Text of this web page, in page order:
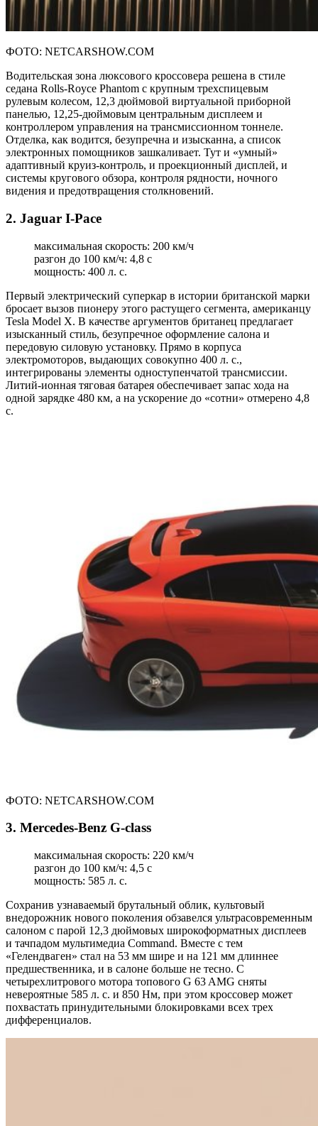
ФОТО: NETCARSHOW.COM
Водительская зона люксового кроссовера решена в стиле
седана Rolls-Royce Phantom с крупным трехспицевым
рулевым колесом, 12,3 дюймовой виртуальной приборной
панелью, 12,25-дюймовым центральным дисплеем и
контроллером управления на трансмиссионном тоннеле.
Отделка, как водится, безупречна и изысканна, а список
электронных помощников зашкаливает. Тут и «умный»
адаптивный круиз-контроль, и проекционный дисплей, и
системы кругового обзора, контроля рядности, ночного
видения и предотвращения столкновений.
2. Jaguar I-Pace
максимальная скорость: 200 км/ч
разгон до 100 км/ч: 4,8 с
мощность: 400 л. с.
Первый электрический суперкар в истории британской марки
бросает вызов пионеру этого растущего сегмента, американцу
Tesla Model X. В качестве аргументов британец предлагает
изысканный стиль, безупречное оформление салона и
передовую силовую установку. Прямо в корпуса
электромоторов, выдающих совокупно 400 л. с.,
интегрированы элементы одноступенчатой трансмиссии.
Литий-ионная тяговая батарея обеспечивает запас хода на
одной зарядке 480 км, а на ускорение до «сотни» отмерено 4,8
с.
ФОТО: NETCARSHOW.COM
3. Mercedes-Benz G-class
максимальная скорость: 220 км/ч
разгон до 100 км/ч: 4,5 с
мощность: 585 л. с.
Сохранив узнаваемый брутальный облик, культовый
внедорожник нового поколения обзавелся ультрасовременным
салоном с парой 12,3 дюймовых широкоформатных дисплеев
и тачпадом мультимедиа Command. Вместе с тем
«Гелендваген» стал на 53 мм шире и на 121 мм длиннее
предшественника, и в салоне больше не тесно. С
четырехлитрового мотора топового G 63 AMG сняты
невероятные 585 л. с. и 850 Нм, при этом кроссовер может
похвастать принудительными блокировками всех трех
дифференциалов.